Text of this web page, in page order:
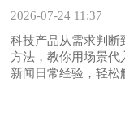
2026-07-24 11:37
科技产品从需求判断
方法，教你用场景代
新闻日常经验，轻松